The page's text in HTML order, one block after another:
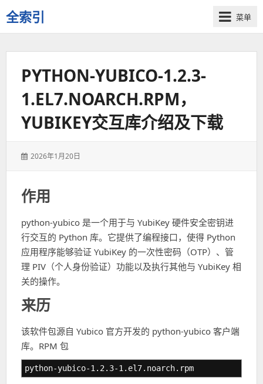
全索引
一
些
菜单
PYTHON-YUBICO-1.2.3-
1.EL7.NOARCH.RPM，
YUBIKEY交互库介绍及下载
发
2026年1月20日
作用
python-yubico 是一个用于与 YubiKey 硬件安全密钥进
行交互的 Python 库。它提供了编程接口，使得 Python
应用程序能够验证 YubiKey 的一次性密码（OTP）、管
理 PIV（个人身份验证）功能以及执行其他与 YubiKey 相
关的操作。
来历
该软件包源自 Yubico 官方开发的 python-yubico 客户端
库。RPM 包
python-yubico-1.2.3-1.el7.noarch.rpm